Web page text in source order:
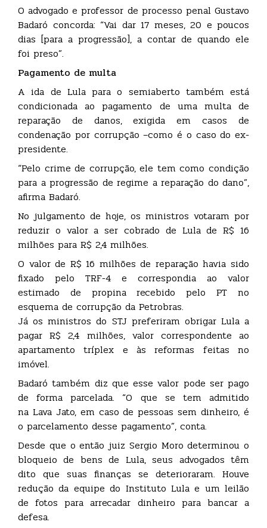
O advogado e professor de processo penal Gustavo
Badaró concorda: “Vai dar 17 meses, 20 e poucos
dias [para a progressão], a contar de quando ele
foi preso”.
Pagamento de multa
A ida de Lula para o semiaberto também está
condicionada ao pagamento de uma multa de
reparação de danos, exigida em casos de
condenação por corrupção –como é o caso do ex-
presidente.
“Pelo crime de corrupção, ele tem como condição
para a progressão de regime a reparação do dano”,
afirma Badaró.
No julgamento de hoje, os ministros votaram por
reduzir o valor a ser cobrado de Lula de R$ 16
milhões para R$ 2,4 milhões.
O valor de R$ 16 milhões de reparação havia sido
fixado pelo TRF-4 e correspondia ao valor
estimado de propina recebido pelo PT no
esquema de corrupção da Petrobras.
Já os ministros do STJ preferiram obrigar Lula a
pagar R$ 2,4 milhões, valor correspondente ao
apartamento tríplex e às reformas feitas no
imóvel.
Badaró também diz que esse valor pode ser pago
de forma parcelada. “O que se tem admitido
na Lava Jato, em caso de pessoas sem dinheiro, é
o parcelamento desse pagamento”, conta.
Desde que o então juiz Sergio Moro determinou o
bloqueio de bens de Lula, seus advogados têm
dito que suas finanças se deterioraram. Houve
redução da equipe do Instituto Lula e um leilão
de fotos para arrecadar dinheiro para bancar a
defesa.